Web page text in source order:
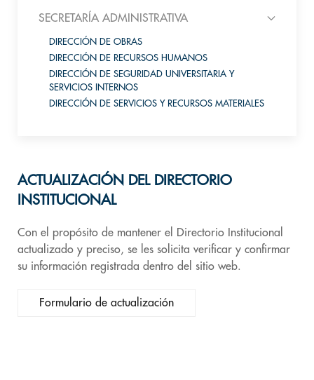
SECRETARÍA ADMINISTRATIVA
DIRECCIÓN DE OBRAS
DIRECCIÓN DE RECURSOS HUMANOS
DIRECCIÓN DE SEGURIDAD UNIVERSITARIA Y
SERVICIOS INTERNOS
DIRECCIÓN DE SERVICIOS Y RECURSOS MATERIALES
ACTUALIZACIÓN DEL DIRECTORIO
INSTITUCIONAL
Con el propósito de mantener el Directorio Institucional
actualizado y preciso, se les solicita verificar y confirmar
su información registrada dentro del sitio web.
Formulario de actualización